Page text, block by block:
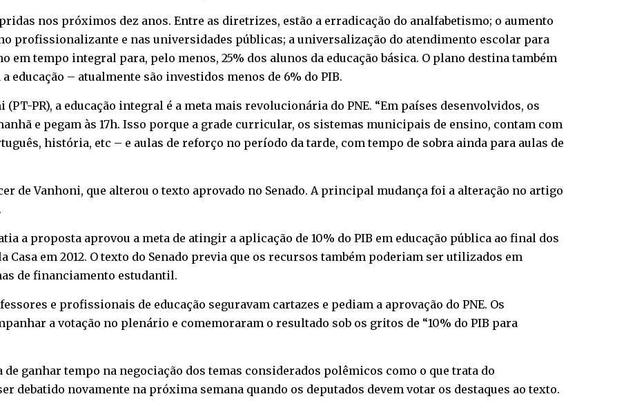
nos próximos dez anos. Entre as diretrizes, estão a erradicação do analfabetismo; o aumento
profissionalizante e nas universidades públicas; a universalização do atendimento escolar para
em tempo integral para, pelo menos, 25% dos alunos da educação básica. O plano destina também
educação – atualmente são investidos menos de 6% do PIB.
PR), a educação integral é a meta mais revolucionária do PNE. “Em países desenvolvidos, os
e pegam às 17h. Isso porque a grade curricular, os sistemas municipais de ensino, contam com
história, etc – e aulas de reforço no período da tarde, com tempo de sobra ainda para aulas de
de Vanhoni, que alterou o texto aprovado no Senado. A principal mudança foi a alteração no artigo
a proposta aprovou a meta de atingir a aplicação de 10% do PIB em educação pública ao final dos
Casa em 2012. O texto do Senado previa que os recursos também poderiam ser utilizados em
de financiamento estudantil.
e profissionais de educação seguravam cartazes e pediam a aprovação do PNE. Os
a votação no plenário e comemoraram o resultado sob os gritos de “10% do PIB para
ganhar tempo na negociação dos temas considerados polêmicos como o que trata do
debatido novamente na próxima semana quando os deputados devem votar os destaques ao texto.